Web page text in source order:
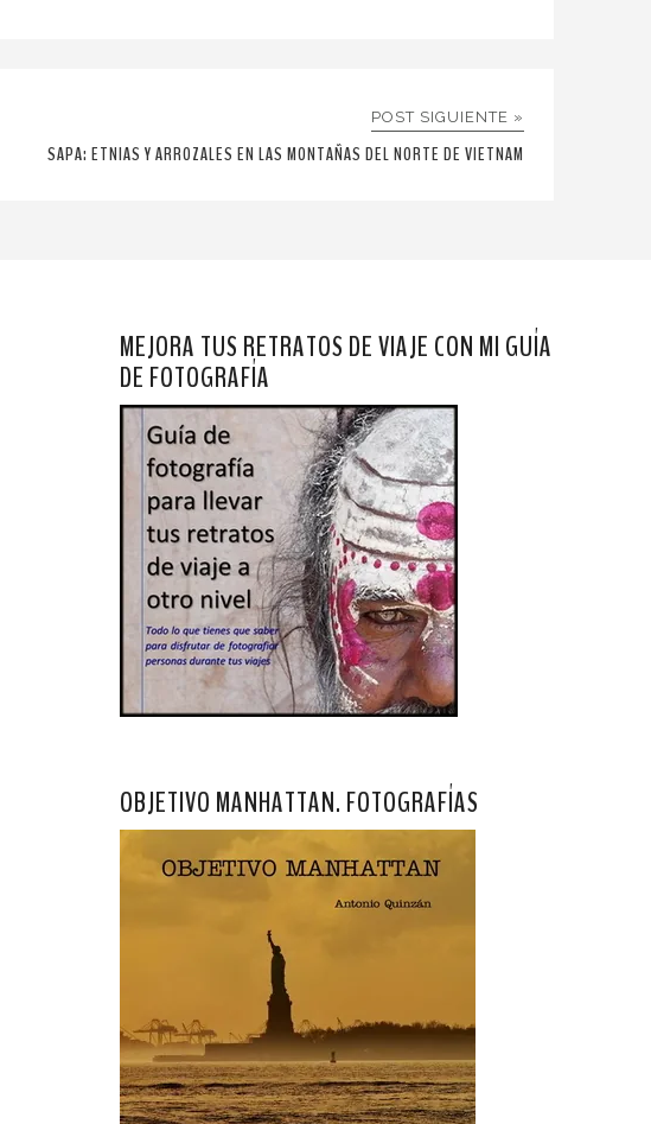
POST SIGUIENTE »
SAPA: ETNIAS Y ARROZALES EN LAS MONTAÑAS DEL NORTE DE VIETNAM
MEJORA TUS RETRATOS DE VIAJE CON MI GUÍA
DE FOTOGRAFÍA
OBJETIVO MANHATTAN. FOTOGRAFÍAS